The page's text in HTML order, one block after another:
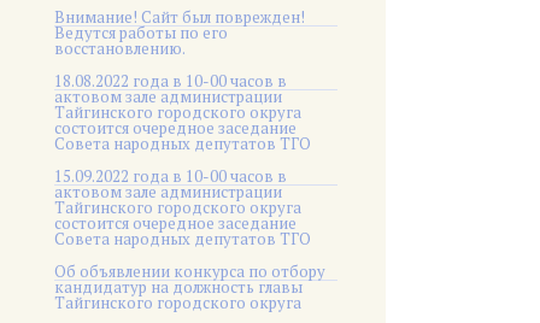
Внимание! Сайт был поврежден!
Ведутся работы по его
восстановлению.
18.08.2022 года в 10-00 часов в
актовом зале администрации
Тайгинского городского округа
состоится очередное заседание
Совета народных депутатов ТГО
15.09.2022 года в 10-00 часов в
актовом зале администрации
Тайгинского городского округа
состоится очередное заседание
Совета народных депутатов ТГО
Об объявлении конкурса по отбору
кандидатур на должность главы
Тайгинского городского округа